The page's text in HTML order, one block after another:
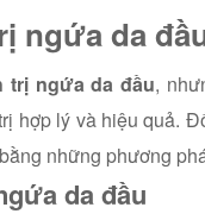
ngứa da
trị ngứa da đầu,
hợp lý và hiệu quả.
những phương
da đầu